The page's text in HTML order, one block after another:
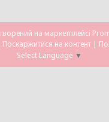
на маркетплейсі
Поскаржитися на контент |
Select Language ▼